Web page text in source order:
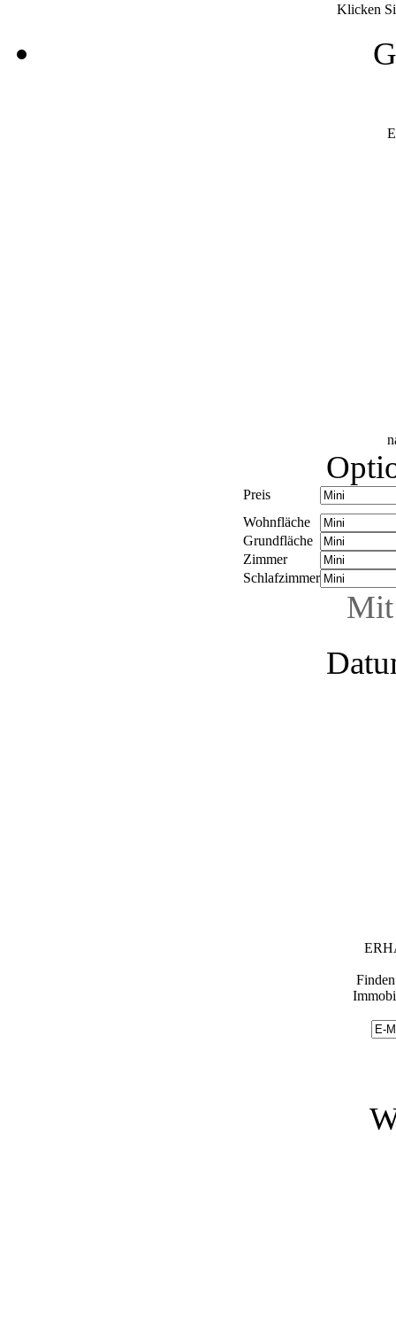
Klicken
Preis
Wohnfläche
Grundfläche
Zimmer
Schlafzimmer
Mit